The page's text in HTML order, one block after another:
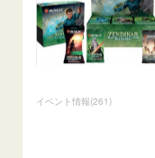
イベント情報(261)